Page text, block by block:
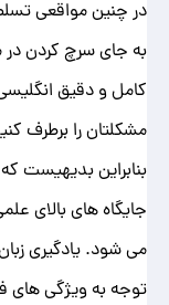
در چنین مواقعی
به جای سرچ کردن در
کامل و دقیق
مشکلتان را برطرف
بنابراین بدیهیست که
جایگاه های بالای
می شود. یادگیری
توجه به ویژگی های